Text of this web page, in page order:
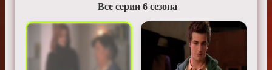
Все серии 6 сезона